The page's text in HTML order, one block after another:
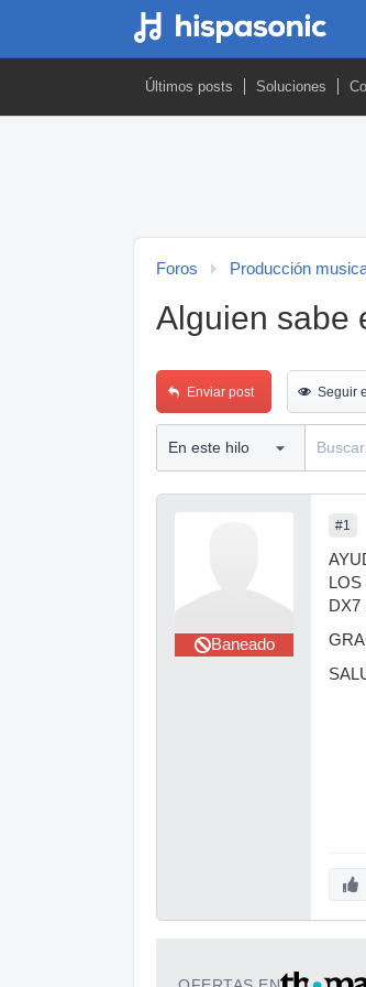
Últimos posts Soluciones
Foros Producción
Alguien sabe
Enviar post Seguir
Baneado
#1
DX7